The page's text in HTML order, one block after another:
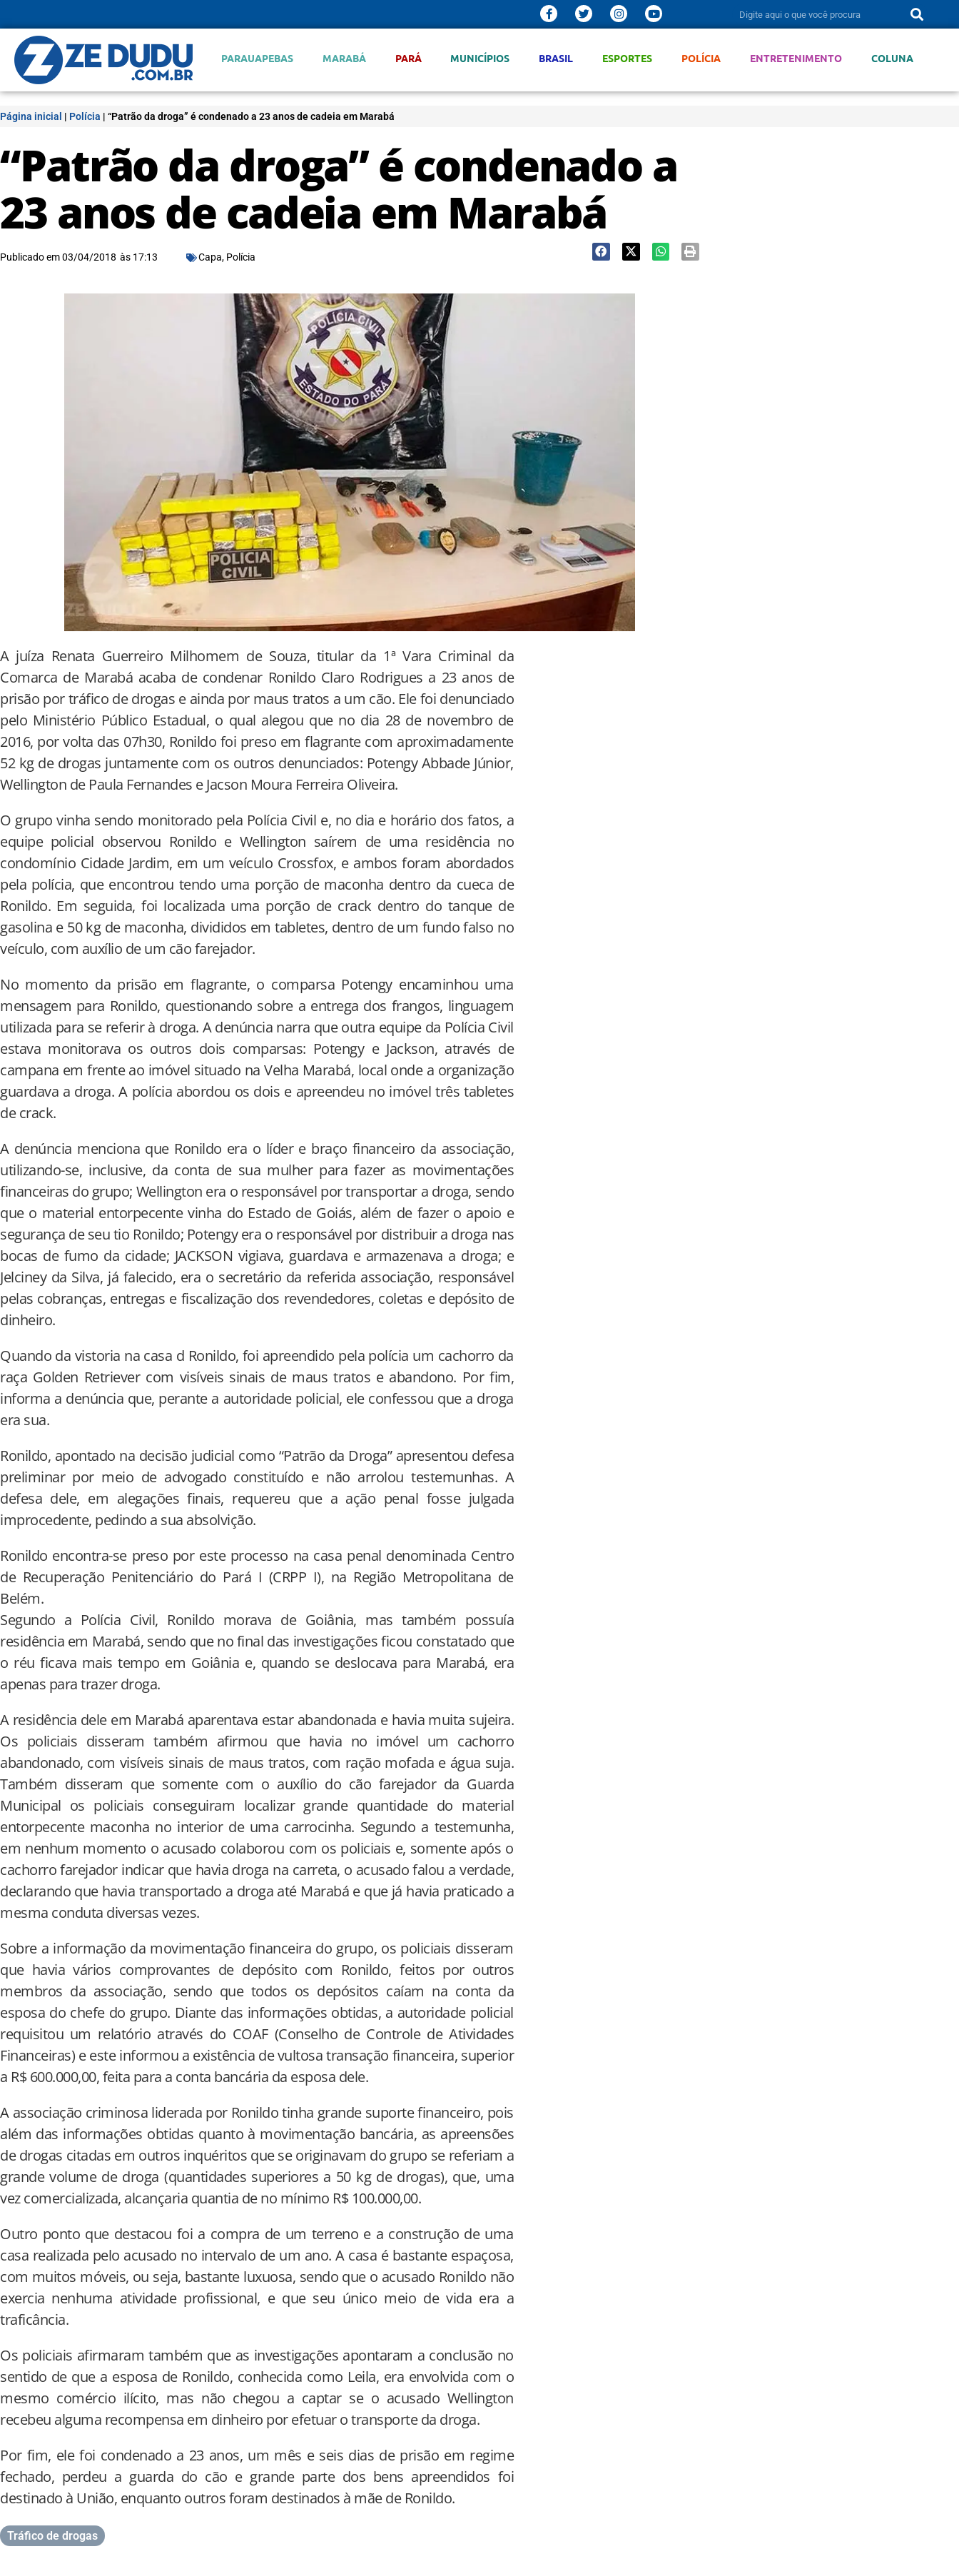
PARAUAPEBAS MARABÁ PARÁ MUNICÍPIOS BRASIL ESPORTES POLÍCIA ENTRETENIMENTO COLUNA
Página inicial | Polícia | “Patrão da droga” é condenado a 23 anos de cadeia em Marabá
“Patrão da droga” é condenado a
23 anos de cadeia em Marabá
Publicado em03/04/2018 às 17:13 Capa, Polícia
A juíza Renata Guerreiro Milhomem de Souza, titular da 1ª Vara Criminal da
Comarca de Marabá acaba de condenar Ronildo Claro Rodrigues a 23 anos de
prisão por tráfico de drogas e ainda por maus tratos a um cão. Ele foi denunciado
pelo Ministério Público Estadual, o qual alegou que no dia 28 de novembro de
2016, por volta das 07h30, Ronildo foi preso em flagrante com aproximadamente
52 kg de drogas juntamente com os outros denunciados: Potengy Abbade Júnior,
Wellington de Paula Fernandes e Jacson Moura Ferreira Oliveira.
O grupo vinha sendo monitorado pela Polícia Civil e, no dia e horário dos fatos, a
equipe policial observou Ronildo e Wellington saírem de uma residência no
condomínio Cidade Jardim, em um veículo Crossfox, e ambos foram abordados
pela polícia, que encontrou tendo uma porção de maconha dentro da cueca de
Ronildo. Em seguida, foi localizada uma porção de crack dentro do tanque de
gasolina e 50 kg de maconha, divididos em tabletes, dentro de um fundo falso no
veículo, com auxílio de um cão farejador.
No momento da prisão em flagrante, o comparsa Potengy encaminhou uma
mensagem para Ronildo, questionando sobre a entrega dos frangos, linguagem
utilizada para se referir à droga. A denúncia narra que outra equipe da Polícia Civil
estava monitorava os outros dois comparsas: Potengy e Jackson, através de
campana em frente ao imóvel situado na Velha Marabá, local onde a organização
guardava a droga. A polícia abordou os dois e apreendeu no imóvel três tabletes
de crack.
A denúncia menciona que Ronildo era o líder e braço financeiro da associação,
utilizando-se, inclusive, da conta de sua mulher para fazer as movimentações
financeiras do grupo; Wellington era o responsável por transportar a droga, sendo
que o material entorpecente vinha do Estado de Goiás, além de fazer o apoio e
segurança de seu tio Ronildo; Potengy era o responsável por distribuir a droga nas
bocas de fumo da cidade; JACKSON vigiava, guardava e armazenava a droga; e
Jelciney da Silva, já falecido, era o secretário da referida associação, responsável
pelas cobranças, entregas e fiscalização dos revendedores, coletas e depósito de
dinheiro.
Quando da vistoria na casa d Ronildo, foi apreendido pela polícia um cachorro da
raça Golden Retriever com visíveis sinais de maus tratos e abandono. Por fim,
informa a denúncia que, perante a autoridade policial, ele confessou que a droga
era sua.
Ronildo, apontado na decisão judicial como “Patrão da Droga” apresentou defesa
preliminar por meio de advogado constituído e não arrolou testemunhas. A
defesa dele, em alegações finais, requereu que a ação penal fosse julgada
improcedente, pedindo a sua absolvição.
Ronildo encontra-se preso por este processo na casa penal denominada Centro
de Recuperação Penitenciário do Pará I (CRPP I), na Região Metropolitana de
Belém.
Segundo a Polícia Civil, Ronildo morava de Goiânia, mas também possuía
residência em Marabá, sendo que no final das investigações ficou constatado que
o réu ficava mais tempo em Goiânia e, quando se deslocava para Marabá, era
apenas para trazer droga.
A residência dele em Marabá aparentava estar abandonada e havia muita sujeira.
Os policiais disseram também afirmou que havia no imóvel um cachorro
abandonado, com visíveis sinais de maus tratos, com ração mofada e água suja.
Também disseram que somente com o auxílio do cão farejador da Guarda
Municipal os policiais conseguiram localizar grande quantidade do material
entorpecente maconha no interior de uma carrocinha. Segundo a testemunha,
em nenhum momento o acusado colaborou com os policiais e, somente após o
cachorro farejador indicar que havia droga na carreta, o acusado falou a verdade,
declarando que havia transportado a droga até Marabá e que já havia praticado a
mesma conduta diversas vezes.
Sobre a informação da movimentação financeira do grupo, os policiais disseram
que havia vários comprovantes de depósito com Ronildo, feitos por outros
membros da associação, sendo que todos os depósitos caíam na conta da
esposa do chefe do grupo. Diante das informações obtidas, a autoridade policial
requisitou um relatório através do COAF (Conselho de Controle de Atividades
Financeiras) e este informou a existência de vultosa transação financeira, superior
a R$ 600.000,00, feita para a conta bancária da esposa dele.
A associação criminosa liderada por Ronildo tinha grande suporte financeiro, pois
além das informações obtidas quanto à movimentação bancária, as apreensões
de drogas citadas em outros inquéritos que se originavam do grupo se referiam a
grande volume de droga (quantidades superiores a 50 kg de drogas), que, uma
vez comercializada, alcançaria quantia de no mínimo R$ 100.000,00.
Outro ponto que destacou foi a compra de um terreno e a construção de uma
casa realizada pelo acusado no intervalo de um ano. A casa é bastante espaçosa,
com muitos móveis, ou seja, bastante luxuosa, sendo que o acusado Ronildo não
exercia nenhuma atividade profissional, e que seu único meio de vida era a
traficância.
Os policiais afirmaram também que as investigações apontaram a conclusão no
sentido de que a esposa de Ronildo, conhecida como Leila, era envolvida com o
mesmo comércio ilícito, mas não chegou a captar se o acusado Wellington
recebeu alguma recompensa em dinheiro por efetuar o transporte da droga.
Por fim, ele foi condenado a 23 anos, um mês e seis dias de prisão em regime
fechado, perdeu a guarda do cão e grande parte dos bens apreendidos foi
destinado à União, enquanto outros foram destinados à mãe de Ronildo.
Tráfico de drogas